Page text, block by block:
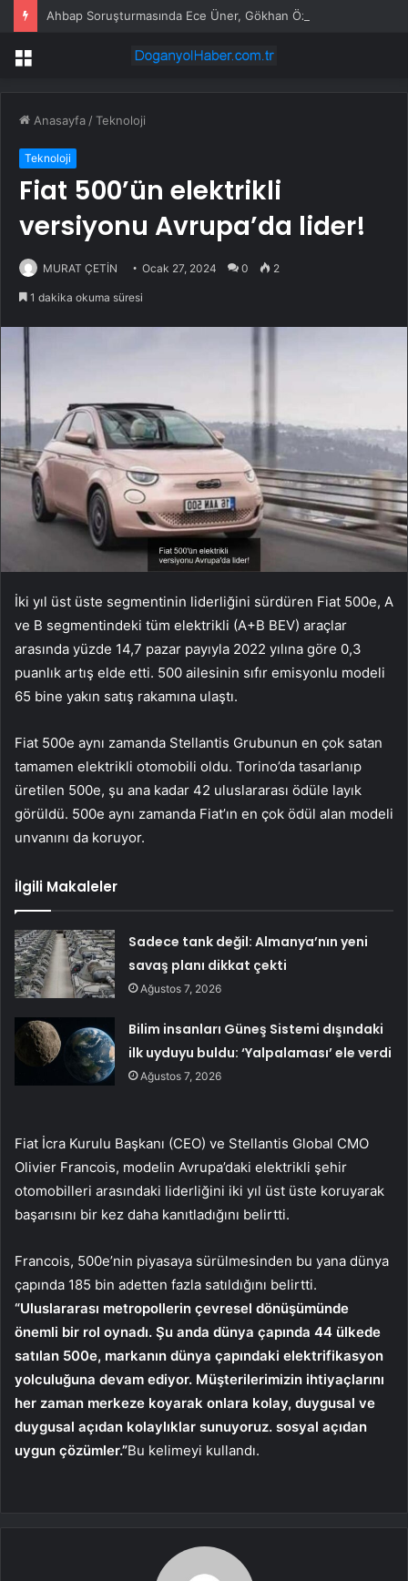
Menü
Anasayfa /Teknoloji
Teknoloji
Fiat 500’ün elektrikli
versiyonu Avrupa’da lider!
MURAT ÇETİN Ocak 27, 2024 0 2
1 dakika okuma süresi
İki yıl üst üste segmentinin liderliğini sürdüren Fiat 500e, A
ve B segmentindeki tüm elektrikli (A+B BEV) araçlar
arasında yüzde 14,7 pazar payıyla 2022 yılına göre 0,3
puanlık artış elde etti. 500 ailesinin sıfır emisyonlu modeli
65 bine yakın satış rakamına ulaştı.
Fiat 500e aynı zamanda Stellantis Grubunun en çok satan
tamamen elektrikli otomobili oldu. Torino’da tasarlanıp
üretilen 500e, şu ana kadar 42 uluslararası ödüle layık
görüldü. 500e aynı zamanda Fiat’ın en çok ödül alan modeli
unvanını da koruyor.
İlgili Makaleler
Sadece tank değil: Almanya’nın yeni
savaş planı dikkat çekti
Ağustos 7, 2026
Bilim insanları Güneş Sistemi dışındaki
ilk uyduyu buldu: ‘Yalpalaması’ ele verdi
Ağustos 7, 2026
Fiat İcra Kurulu Başkanı (CEO) ve Stellantis Global CMO
Olivier Francois, modelin Avrupa’daki elektrikli şehir
otomobilleri arasındaki liderliğini iki yıl üst üste koruyarak
başarısını bir kez daha kanıtladığını belirtti.
Francois, 500e’nin piyasaya sürülmesinden bu yana dünya
çapında 185 bin adetten fazla satıldığını belirtti.
“Uluslararası metropollerin çevresel dönüşümünde
önemli bir rol oynadı. Şu anda dünya çapında 44 ülkede
satılan 500e, markanın dünya çapındaki elektrifikasyon
yolculuğuna devam ediyor. Müşterilerimizin ihtiyaçlarını
her zaman merkeze koyarak onlara kolay, duygusal ve
duygusal açıdan kolaylıklar sunuyoruz. sosyal açıdan
uygun çözümler.”Bu kelimeyi kullandı.